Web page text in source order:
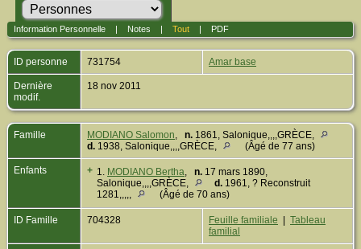
Information Personnelle| Notes Tout| PDF
ID personne 731754 Amar base
Dernière
modif.
18 nov 2011
Famille MODIANO Salomon, n. 1861, Salonique,,,,GRÈCE,
d. 1938, Salonique,,,,GRÈCE, (Âgé de 77 ans)
Enfants + 1. MODIANO Bertha, n. 17 mars 1890,
Salonique,,,,GRÈCE,
d. 1961, ? Reconstruit
1281,,,,,
(Âgé de 70 ans)
ID Famille 704328 Feuille familiale
Tableau
familial